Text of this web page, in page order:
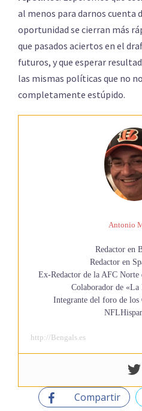
al menos para darnos cuenta
oportunidad se cierran más
que pasados aciertos en el
futuros, y que esperar
las mismas políticas que no
completamente estúpido.
Antonio
Redactor en
Redactor en
Ex-Redactor de la AFC
Colaborador de «La
Integrante del foro de los
http://Bengals.es
Compartir